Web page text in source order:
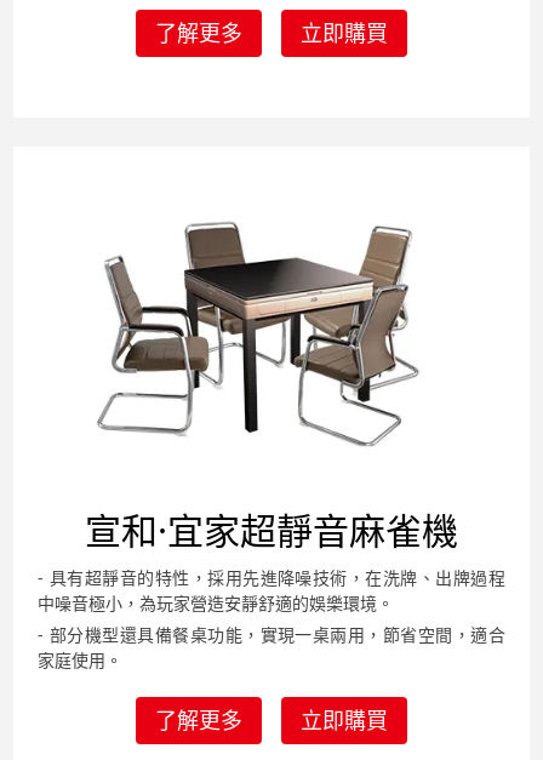
了解更多 立即購買
宣和·宜家超靜音麻雀機
- 具有超靜音的特性，採用先進降噪技術，在洗牌、出牌過程
中噪音極小，為玩家營造安靜舒適的娛樂環境。
- 部分機型還具備餐桌功能，實現一桌兩用，節省空間，適合
家庭使用。
了解更多 立即購買